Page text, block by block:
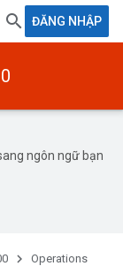
ĐĂNG NHẬP
ngôn ngữ bạn
Operations